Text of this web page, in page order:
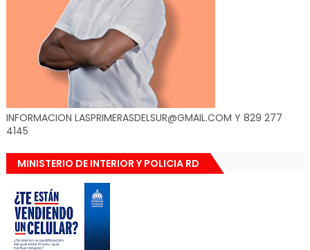
INFORMACION LASPRIMERASDELSUR@GMAIL.COM Y 829 277
4145
MINISTERIO DE INTERIOR Y POLICIA RD